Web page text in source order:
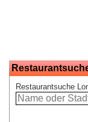
Restaurantsuche